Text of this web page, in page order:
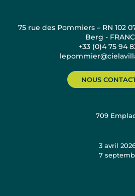
75 rue des Pommiers – RN 102
Berg -
+33 (0)4 75 94
NOUS
709
3 avril
7